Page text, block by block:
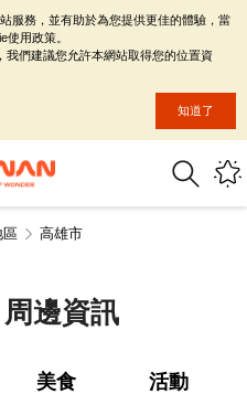
區 高雄市
邊資訊
美食 活動
服務，並有助於為您提供更佳的體驗，當
用政策。
我們建議您允許本網站取得您的位置資
知道了